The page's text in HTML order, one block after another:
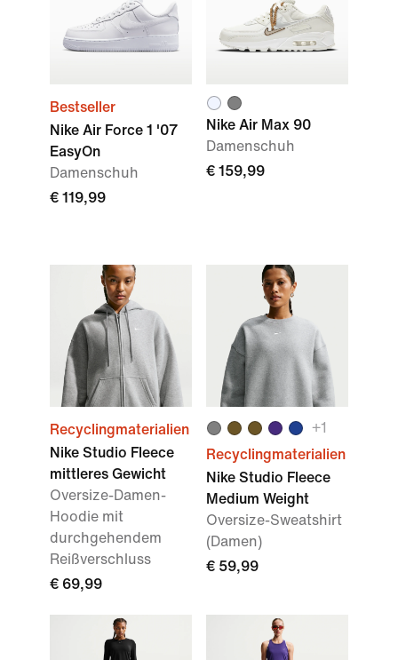
Bestseller
Nike Air Force 1 '07
EasyOn
Damenschuh
€ 119,99
Nike Air Max 90
Damenschuh
€ 159,99
Recyclingmaterialien
Nike Studio Fleece
mittleres Gewicht
Oversize-Damen-
Hoodie mit
durchgehendem
Reißverschluss
€ 69,99
+1
Recyclingmaterialien
Nike Studio Fleece
Medium Weight
Oversize-Sweatshirt
(Damen)
€ 59,99